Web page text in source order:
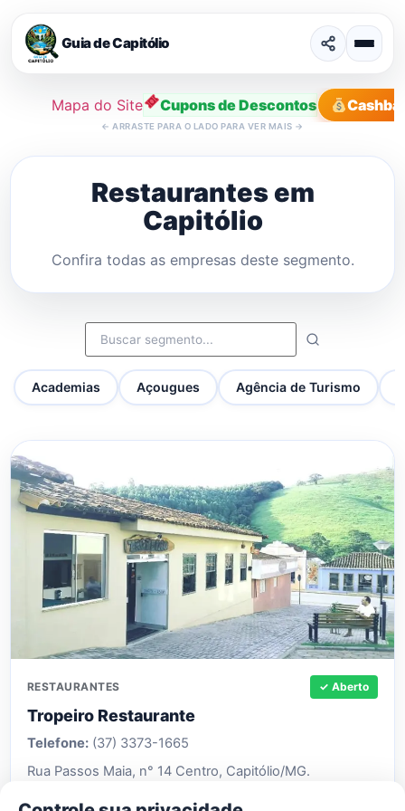
Guia de Capitólio
Mapa do Site Cupons de Descontos
← ARRASTE PARA O LADO PARA VER MAIS →
Restaurantes em
Capitólio
Confira todas as empresas deste segmento.
Academias Açougues Agência de Turismo
RESTAURANTES ✓ Aberto
Tropeiro Restaurante
Telefone: (37) 3373-1665
Rua Passos Maia, n° 14 Centro, Capitólio/MG.